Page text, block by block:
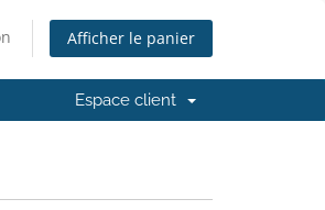
Afficher le panier
Espace client